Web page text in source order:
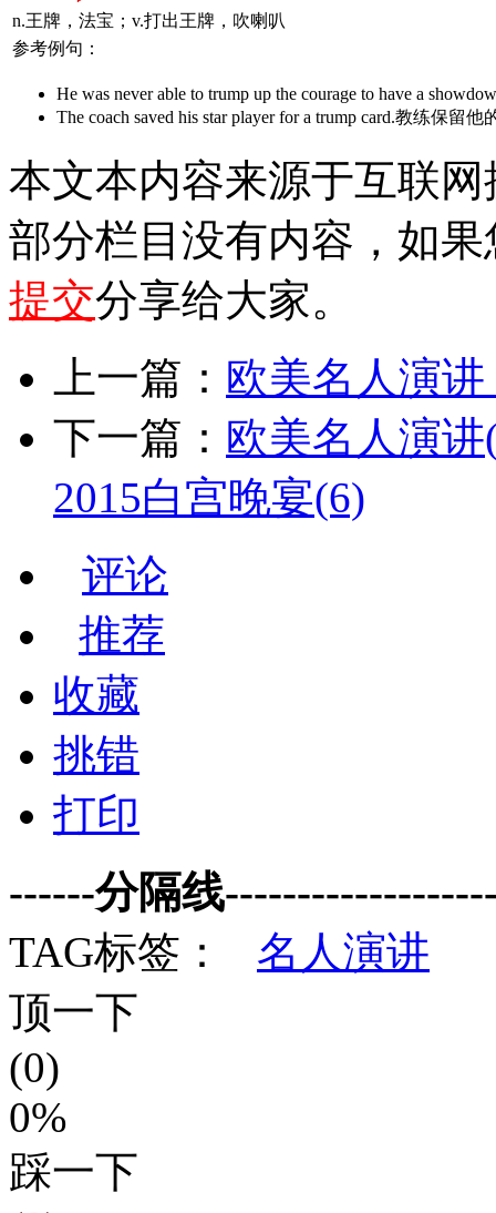
n.王牌，法宝；v.打出王牌，吹喇叭
参考例句：
He was never able to trump up the courage to have a
The coach saved his star player for a trump card.教练保留
本文本内容来源于互联
部分栏目没有内容，如
提交分享给大家。
上一篇： 欧美名人演
下一篇： 欧美名人演
2015白宫晚宴(6)
评论
推荐
收藏
挑错
打印
------分隔线
TAG标签：
名人演讲
顶一下
(0)
0%
踩一下